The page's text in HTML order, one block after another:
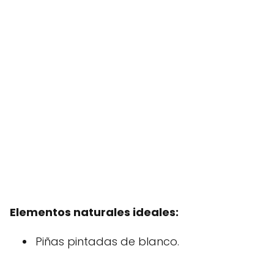
Elementos naturales ideales:
Piñas pintadas de blanco.